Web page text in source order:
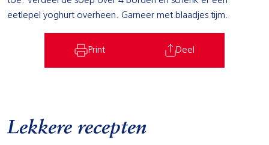
eetlepel yoghurt overheen. Garneer met blaadjes tijm.
Print Deel
Lekkere recepten